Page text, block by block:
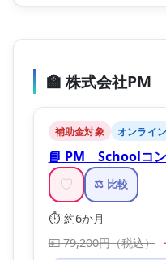
🏫 株式会社
補助金対象 オンライン
📘 PM Schoolコ
♡ ⚖️ 比較
⏱️ 約6か月
💴 79,200円（税込）